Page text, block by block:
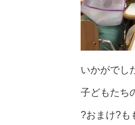
いかがでし
子どもたち
?おまけ?も